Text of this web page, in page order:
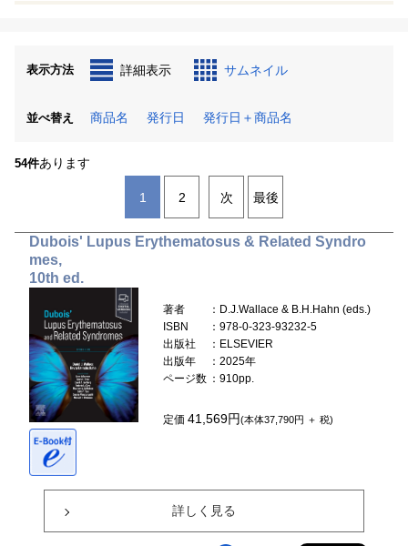
表示方法 詳細表示 サムネイル
並べ替え 商品名 発行日 発行日＋商品名
54件あります
1 2 次 最後
Dubois' Lupus Erythematosus & Related Syndro
mes,
10th ed.
著者
：D.J.Wallace & B.H.Hahn (eds.)
ISBN
：978-0-323-93232-5
出版社
：ELSEVIER
出版年
：2025年
ページ数 ：910pp.
定価41,569円(本体37,790円 ＋ 税)
詳しく見る